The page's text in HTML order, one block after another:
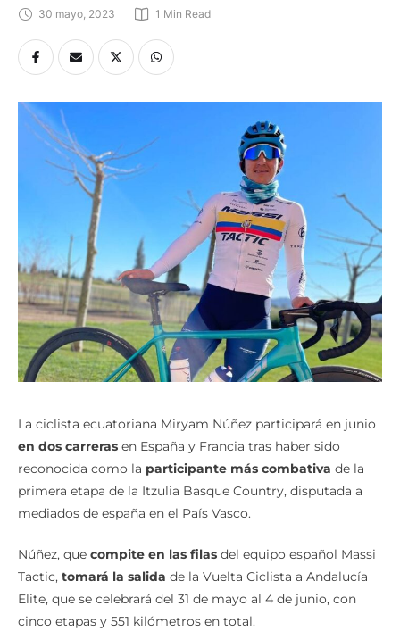
30 mayo, 2023 1 Min Read
La ciclista ecuatoriana Miryam Núñez participará en junio
en dos carreras en España y Francia tras haber sido
reconocida como la participante más combativa de la
primera etapa de la Itzulia Basque Country, disputada a
mediados de españa en el País Vasco.
Núñez, que compite en las filas del equipo español Massi
Tactic, tomará la salida de la Vuelta Ciclista a Andalucía
Elite, que se celebrará del 31 de mayo al 4 de junio, con
cinco etapas y 551 kilómetros en total.